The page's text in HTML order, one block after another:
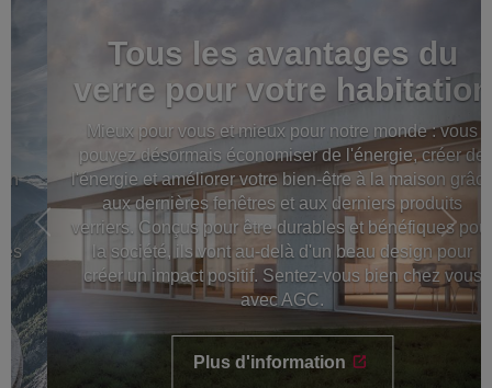
Tous les avantages du
verre pour votre habitation
Mieux pour vous et mieux pour notre monde : vous
pouvez désormais économiser de l'énergie, créer de
l'énergie et améliorer votre bien-être à la maison grâce
aux dernières fenêtres et aux derniers produits
verriers. Conçus pour être durables et bénéfiques pour
la société, ils vont au-delà d'un beau design pour
créer un impact positif. Sentez-vous bien chez vous
avec AGC.
Plus d'information